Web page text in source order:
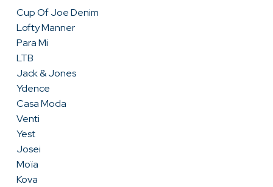
Cup Of Joe Denim
Lofty Manner
Para Mi
LTB
Jack & Jones
Ydence
Casa Moda
Venti
Yest
Josei
Moïa
Kova